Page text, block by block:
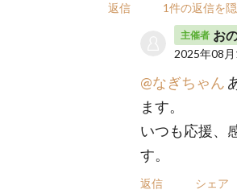
返信 1件の返信を
主催者 お
2025年08月
@なぎちゃん
ます。
いつも応援、
す。
返信 シェア